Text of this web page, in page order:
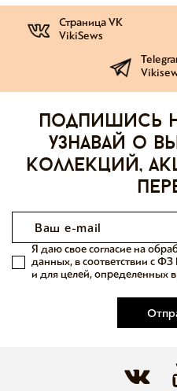
Страница VK
VikiSews
Подпишись
узнавай о
коллекций,
Я даю свое согласие на
данных, в соответствии с
и для целей, определенных в